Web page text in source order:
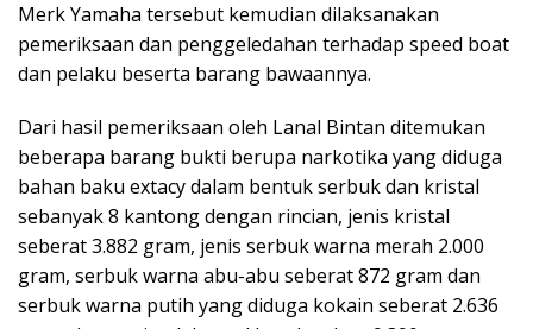
Merk Yamaha tersebut kemudian dilaksanakan
pemeriksaan dan penggeledahan terhadap speed boat
dan pelaku beserta barang bawaannya.
Dari hasil pemeriksaan oleh Lanal Bintan ditemukan
beberapa barang bukti berupa narkotika yang diduga
bahan baku extacy dalam bentuk serbuk dan kristal
sebanyak 8 kantong dengan rincian, jenis kristal
seberat 3.882 gram, jenis serbuk warna merah 2.000
gram, serbuk warna abu-abu seberat 872 gram dan
serbuk warna putih yang diduga kokain seberat 2.636